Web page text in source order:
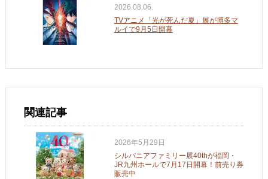
2026.08.06.
TVアニメ「光が死んだ夏」展が博多マ
ルイで9月5日開幕
関連記事
2026年5月29日
シルバニアファミリー展40thが福岡・
JR九州ホールで7月17日開幕！前売り券
販売中